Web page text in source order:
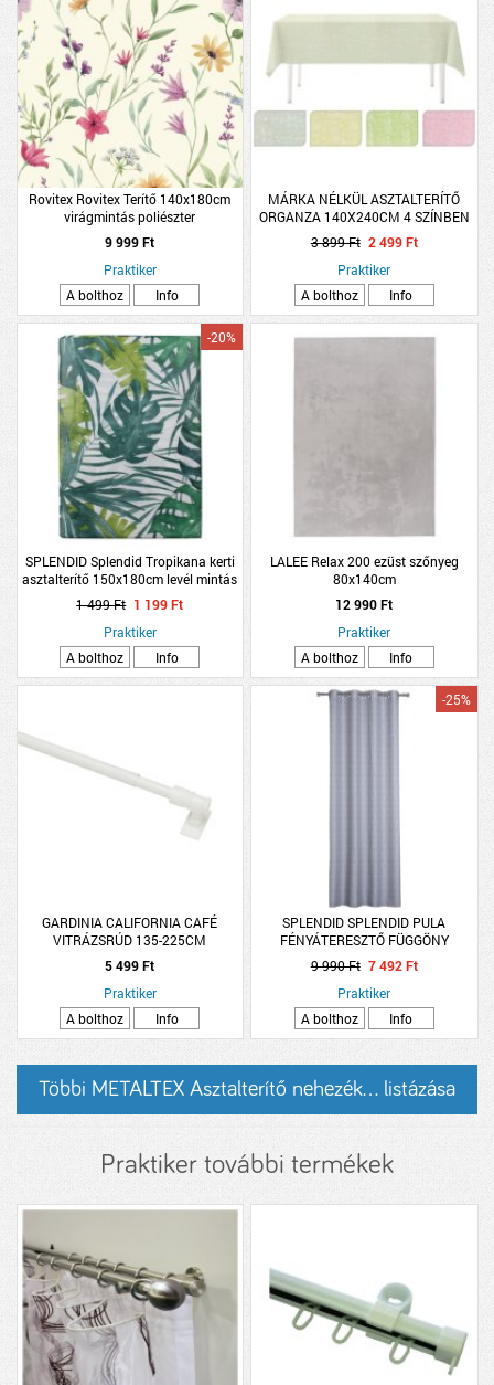
Rovitex Rovitex Terítő 140x180cm
virágmintás poliészter
9 999 Ft
Praktiker
A bolthoz
Info
MÁRKA NÉLKÜL ASZTALTERÍTŐ
ORGANZA 140X240CM 4 SZÍNBEN
3 899 Ft 2 499 Ft
Praktiker
A bolthoz
Info
SPLENDID Splendid Tropikana kerti
asztalterítő 150x180cm levél mintás
-20%
1 499 Ft 1 199 Ft
Praktiker
A bolthoz
Info
LALEE Relax 200 ezüst szőnyeg
80x140cm
12 990 Ft
Praktiker
A bolthoz
Info
GARDINIA CALIFORNIA CAFÉ
VITRÁZSRÚD 135-225CM
5 499 Ft
Praktiker
A bolthoz
Info
SPLENDID SPLENDID PULA
FÉNYÁTERESZTŐ FÜGGÖNY
140X260CM SZÜRKE POLIÉSZTER
-25%
9 990 Ft 7 492 Ft
Praktiker
A bolthoz
Info
Többi METALTEX Asztalterítő nehezék... listázása
Praktiker további termékek